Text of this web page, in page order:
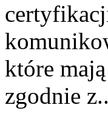
które
zgodnie